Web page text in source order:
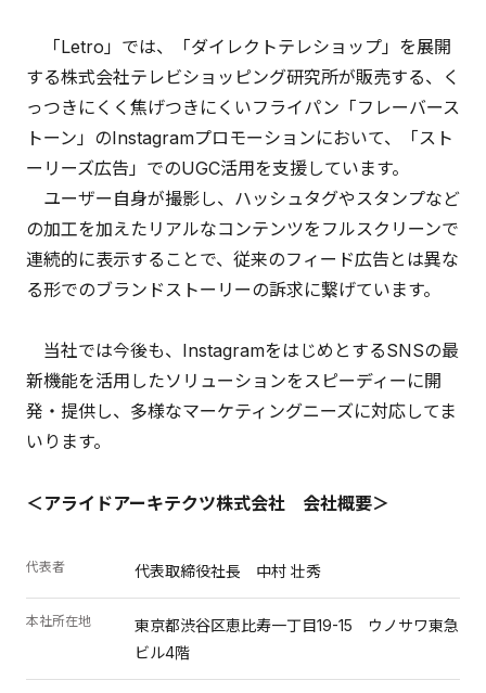
「Letro」では、「ダイレクトテレショップ」を展開
する株式会社テレビショッピング研究所が販売する、く
っつきにくく焦げつきにくいフライパン「フレーバース
トーン」のInstagramプロモーションにおいて、「スト
ーリーズ広告」でのUGC活用を支援しています。
ユーザー自身が撮影し、ハッシュタグやスタンプなど
の加工を加えたリアルなコンテンツをフルスクリーンで
連続的に表示することで、従来のフィード広告とは異な
る形でのブランドストーリーの訴求に繋げています。
当社では今後も、InstagramをはじめとするSNSの最
新機能を活用したソリューションをスピーディーに開
発・提供し、多様なマーケティングニーズに対応してま
いります。
＜アライドアーキテクツ株式会社 会社概要＞
代表者 代表取締役社長 中村 壮秀
本社所在地
東京都渋谷区恵比寿一丁目19-15 ウノサワ東急
ビル4階